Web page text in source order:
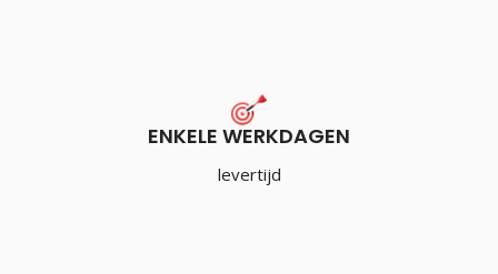
ENKELE WERKDAGEN
levertijd